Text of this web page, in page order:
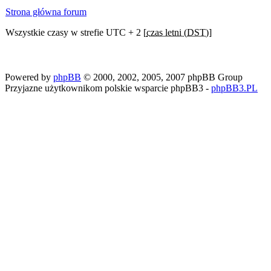
Strona główna forum
Wszystkie czasy w strefie UTC + 2 [czas letni (DST)]
Powered by phpBB © 2000, 2002, 2005, 2007 phpBB Group
Przyjazne użytkownikom polskie wsparcie phpBB3 - phpBB3.PL